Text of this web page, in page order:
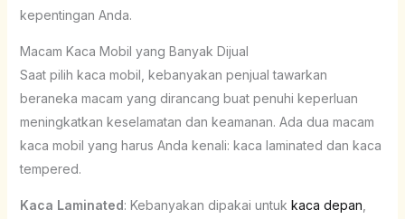
kepentingan Anda.
Macam Kaca Mobil yang Banyak Dijual
Saat pilih kaca mobil, kebanyakan penjual tawarkan
beraneka macam yang dirancang buat penuhi keperluan
meningkatkan keselamatan dan keamanan. Ada dua macam
kaca mobil yang harus Anda kenali: kaca laminated dan kaca
tempered.
Kaca Laminated: Kebanyakan dipakai untuk kaca depan